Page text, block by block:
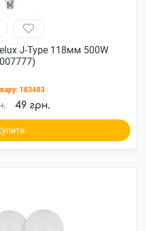
J-Type 118мм 500W
183483
49 грн.